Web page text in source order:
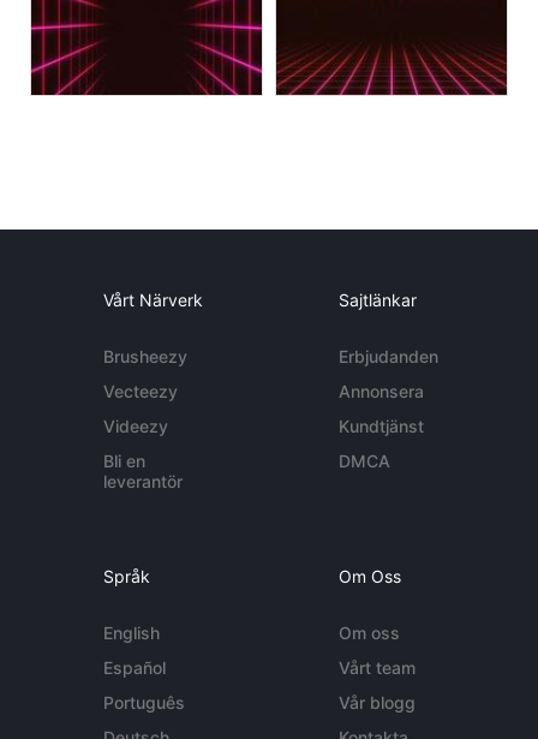
Vårt Närverk
Brusheezy
Vecteezy
Videezy
Bli en
leverantör
Sajtlänkar
Erbjudanden
Annonsera
Kundtjänst
DMCA
Språk
English
Español
Português
Om Oss
Om oss
Vårt team
Vår blogg